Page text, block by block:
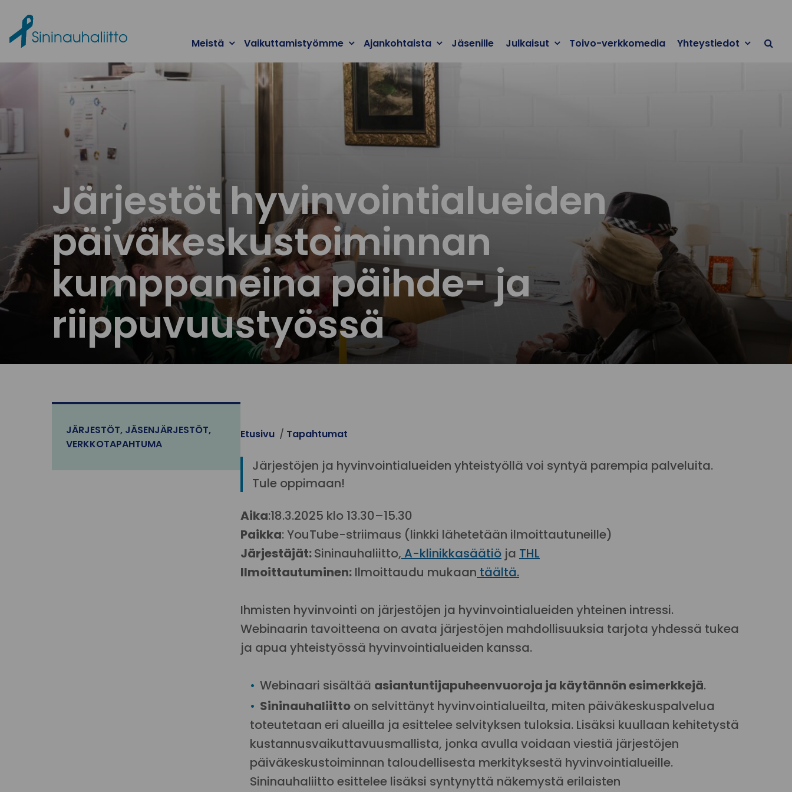
Meistä Vaikuttamistyömme Ajankohtaista Jäsenille Julkaisut Toivo-verkkomedia Yhteystiedot
Järjestöt hyvinvointialueiden
päiväkeskustoiminnan
kumppaneina päihde- ja
riippuvuustyössä
JÄRJESTÖT, JÄSENJÄRJESTÖT,
VERKKOTAPAHTUMA
Etusivu Tapahtumat
Järjestöjen ja hyvinvointialueiden yhteistyöllä voi syntyä parempia palveluita.
Tule oppimaan!
Aika:18.3.2025 klo 13.30–15.30
Paikka: YouTube-striimaus (linkki lähetetään ilmoittautuneille)
Järjestäjät:Sininauhaliitto, A-klinikkasäätiö ja THL
Ilmoittautuminen: Ilmoittaudu mukaan täältä.
Ihmisten hyvinvointi on järjestöjen ja hyvinvointialueiden yhteinen intressi.
Webinaarin tavoitteena on avata järjestöjen mahdollisuuksia tarjota yhdessä tukea
ja apua yhteistyössä hyvinvointialueiden kanssa.
Webinaari sisältää asiantuntijapuheenvuoroja ja käytännön esimerkkejä.
Sininauhaliitto on selvittänyt hyvinvointialueilta, miten päiväkeskuspalvelua
toteutetaan eri alueilla ja esittelee selvityksen tuloksia. Lisäksi kuullaan kehitetystä
kustannusvaikuttavuusmallista, jonka avulla voidaan viestiä järjestöjen
päiväkeskustoiminnan taloudellisesta merkityksestä hyvinvointialueille.
Sininauhaliitto esittelee lisäksi syntynyttä näkemystä erilaisten